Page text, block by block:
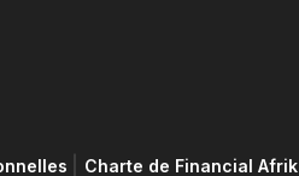
Charte de Financial Afrik